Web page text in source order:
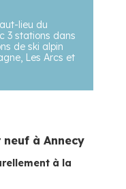
lieu du
3 stations dans
de ski alpin
Les Arcs et
à Annecy
à la